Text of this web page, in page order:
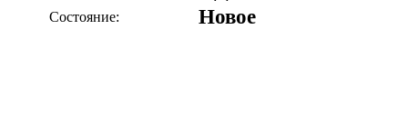
Состояние: Новое